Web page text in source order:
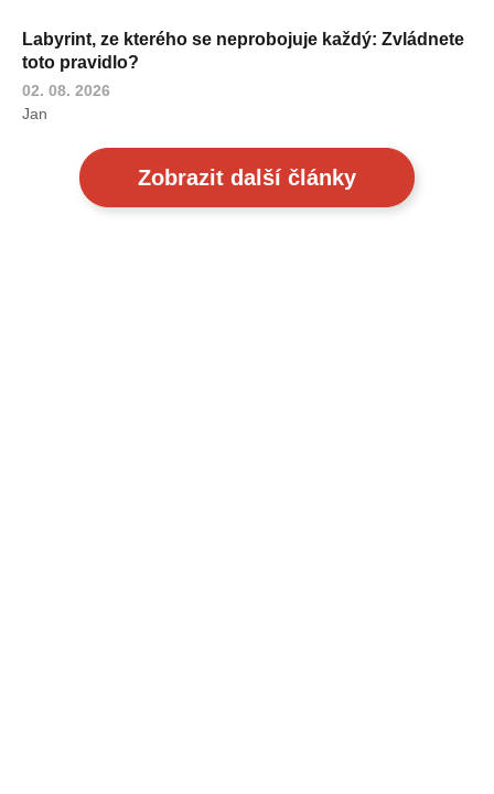
Labyrint, ze kterého se neprobojuje každý: Zvládnete
toto pravidlo?
02. 08. 2026
Jan
Zobrazit další články